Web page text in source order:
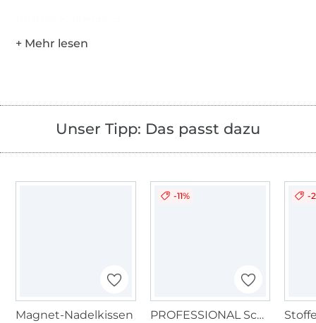
Unser Tipp: Das passt dazu
Magnet-Nadelkissen
-11%
PROFESSIONAL Schneiderschere 8" 21 cm
-